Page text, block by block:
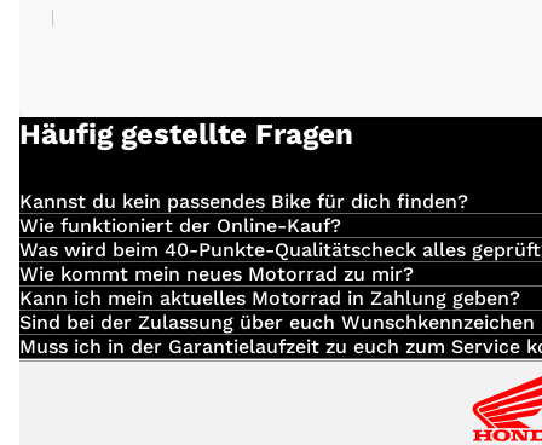
Häufig gestellte Fragen
Kannst du kein passendes Bike für dich finden?
Einfachhierklicken und deinen Suchauftrag für dein
Wie funktioniert der Online-Kauf?
Du hast dein Traum-Bike bei uns entdeckt?
Dann komm vorbei, setze dich telefonisch oder via E-
Anschließend wird dir der/die Kundenberater*in den
Sobald uns die Finanzierungsunterlagen, der
Was wird beim 40-Punkte-Qualitätscheck alles
Folgendes wird von uns überprüft:
Fahrwerk
Wie kommt mein neues Motorrad zu mir?
Die Anlieferung erfolgt direkt durch unsere eigenen
Kann ich mein aktuelles Motorrad in Zahlung geben?
Die Inzahlungnahme deines Fahrzeugs ist gerne
Dieses erreichst du unter folgenden Telefonnummern:
Sind bei der Zulassung über euch Wunschkennzeichen
Bei uns erhältst du auf Wunsch dein Motorrad inkl.
Muss ich in der Garantielaufzeit zu euch zum Service